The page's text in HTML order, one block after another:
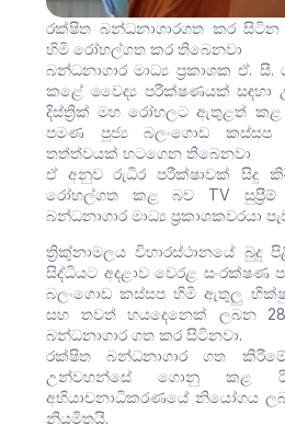
රක්ෂිත බන්ධනාගාරගත කර
හිමි රෝහල්ගත කර තිබෙනවා
බන්ධනාගාර මාධ්‍ය ප්‍රකාශක ඒ.
කළේ වෛද්‍ය පරීක්ෂණයක් සඳහා
දිස්ත්‍රික් මහ රෝහලට ඇතුළත් කළ
පමණ පූජ්‍ය බලංගොඩ
තත්ත්වයක් හටගෙන තිබෙනවා
ඒ අනුව රුධිර පරීක්ෂාවක් සිදු
රෝහල්ගත කළ බව TV
බන්ධනාගාර මාධ්‍ය ප්‍රකාශකවරයා
ත්‍රිකු්නාමලය විහාරස්ථානයේ බුදු
සිද්ධිය⁣ට අදළාව වෙරළ සංරක්ෂණ
බලංගොඩ කස්සප හිමි ඇතුලු
සහ තවත් හයදෙනෙක් ලබන 28
බන්ධනාගාර ගත කර සිටිනවා.
රක්ෂිත බන්ධනාගාර ගත
උන්වහන්සේ ගොනු කළ
අභියාචනාධිකරණයේ නියෝගය
නියමිතයි.